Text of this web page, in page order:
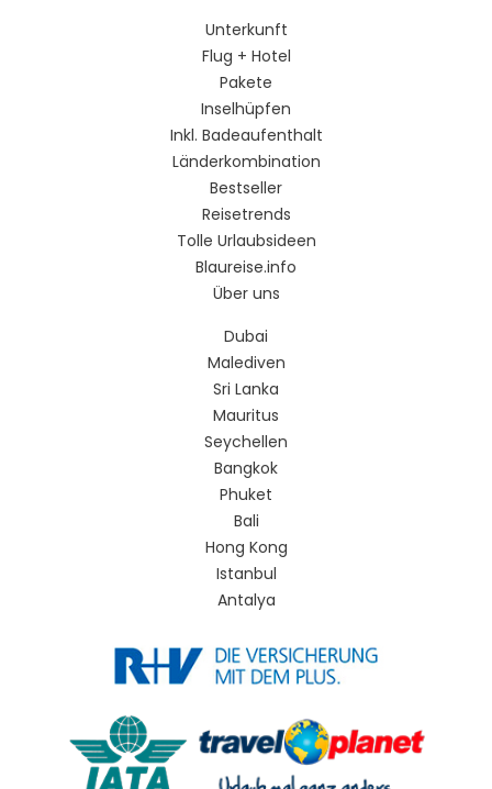
Unterkunft
Flug + Hotel
Pakete
Inselhüpfen
Inkl. Badeaufenthalt
Länderkombination
Bestseller
Reisetrends
Tolle Urlaubsideen
Blaureise.info
Über uns
Dubai
Malediven
Sri Lanka
Mauritus
Seychellen
Bangkok
Phuket
Bali
Hong Kong
Istanbul
Antalya